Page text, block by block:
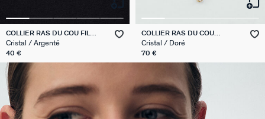
COLLIER RAS DU COU FIL
MAGIQUE
Cristal / Argenté
40 €
COLLIER RAS DU COU
BRILLANT
Cristal / Doré
70 €